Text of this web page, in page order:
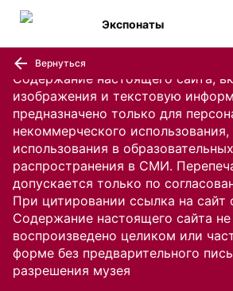
Содержание настоящего сайта,
изображения и текстовую
предназначено только для
некоммерческого
использования в
распространения в СМИ.
допускается только по
При цитировании ссылка на сайт
Содержание настоящего сайта
воспроизведено целиком или
форме без предварительного
разрешения музея
Экспонаты
Вернуться